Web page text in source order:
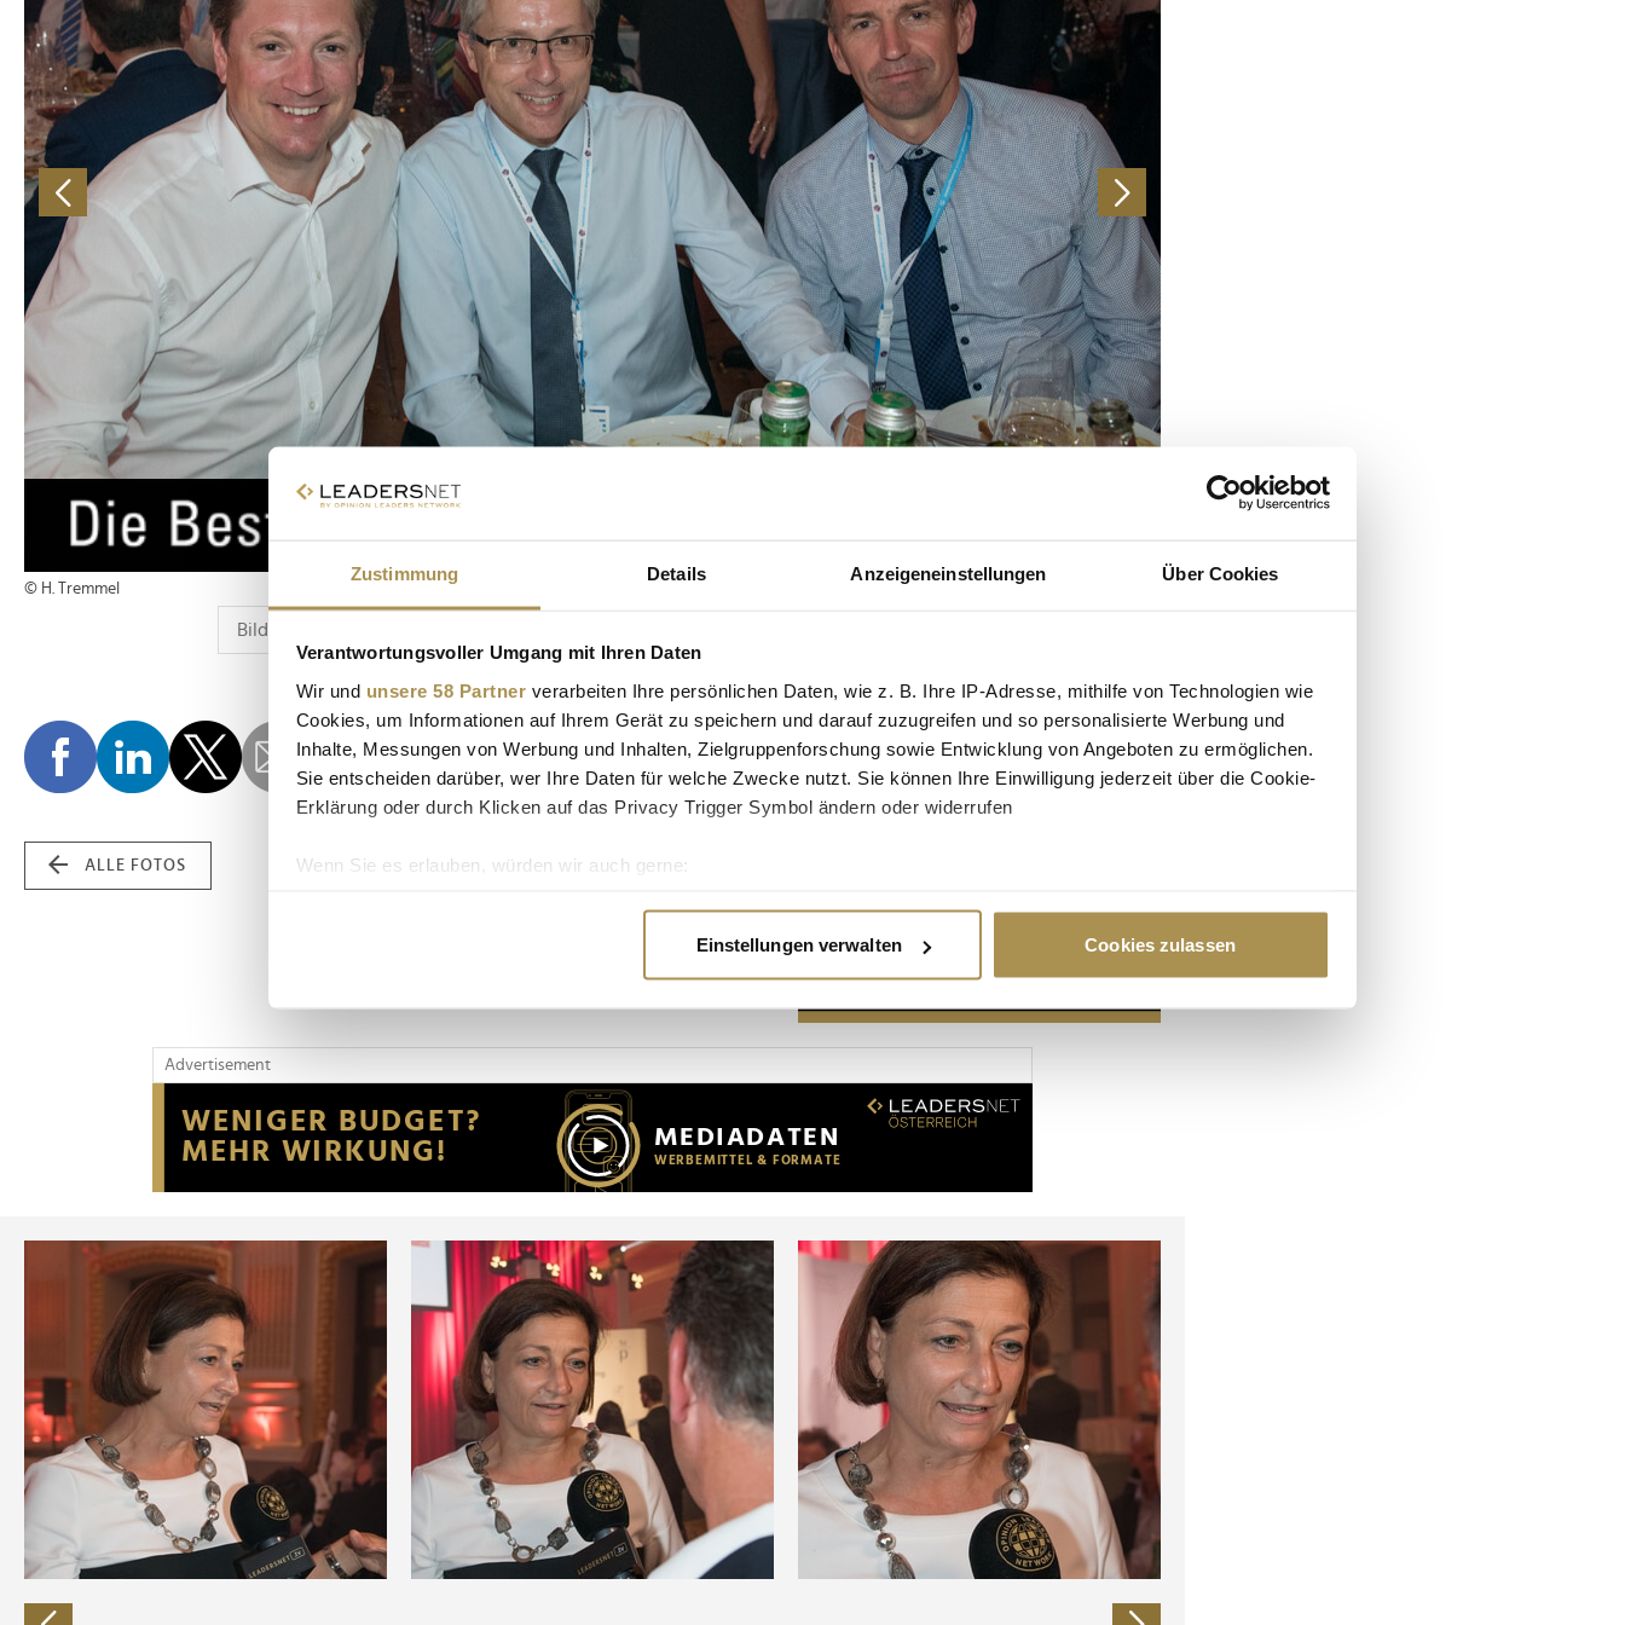
Zustimmung Details Anzeigeneinstellungen Über Cookies
Verantwortungsvoller Umgang mit Ihren Daten
Wir und unsere 58 Partner verarbeiten Ihre persönlichen Daten, wie z. B. Ihre IP-Adresse, mithilfe von Technologien wie
Cookies, um Informationen auf Ihrem Gerät zu speichern und darauf zuzugreifen und so personalisierte Werbung und
Inhalte, Messungen von Werbung und Inhalten, Zielgruppenforschung sowie Entwicklung von Angeboten zu ermöglichen.
Sie entscheiden darüber, wer Ihre Daten für welche Zwecke nutzt. Sie können Ihre Einwilligung jederzeit über die Cookie-
Erklärung oder durch Klicken auf das Privacy Trigger Symbol ändern oder widerrufen
Wenn Sie es erlauben, würden wir auch gerne:
Erfahren Sie mehr darüber, wie Ihre persönlichen Daten verarbeitet werden, und legen Sie Ihre Präferenzen im
Wir verwenden Cookies, um Inhalte und Anzeigen zu personalisieren, Funktionen für soziale Medien anbieten zu können
Website an unsere Partner für soziale Medien, Werbung und Analysen weiter. Unsere Partner führen diese Informationen
möglicherweise mit weiteren Daten zusammen, die Sie ihnen bereitgestellt haben oder die sie im Rahmen Ihrer Nutzung
der Dienste gesammelt haben.
Einstellungen verwalten Cookies zulassen
© H. Tremmel
ALLE FOTOS
Advertisement
Advertisement